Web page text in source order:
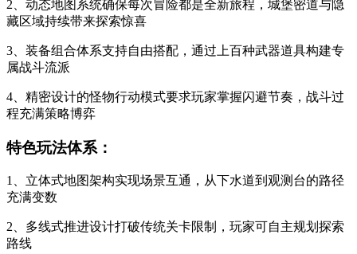
2、动态地图系统确保每次冒险都是全新旅程，城堡密道与隐
藏区域持续带来探索惊喜
3、装备组合体系支持自由搭配，通过上百种武器道具构建专
属战斗流派
4、精密设计的怪物行动模式要求玩家掌握闪避节奏，战斗过
程充满策略博弈
特色玩法体系：
1、立体式地图架构实现场景互通，从下水道到观测台的路径
充满变数
2、多线式推进设计打破传统关卡限制，玩家可自主规划探索
路线